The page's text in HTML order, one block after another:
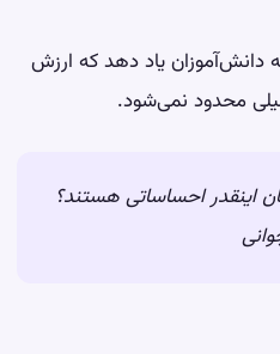
دانش‌آموزان یاد دهد که ارزش
محدود نمی‌شود.
اینقدر احساساتی هستند؟